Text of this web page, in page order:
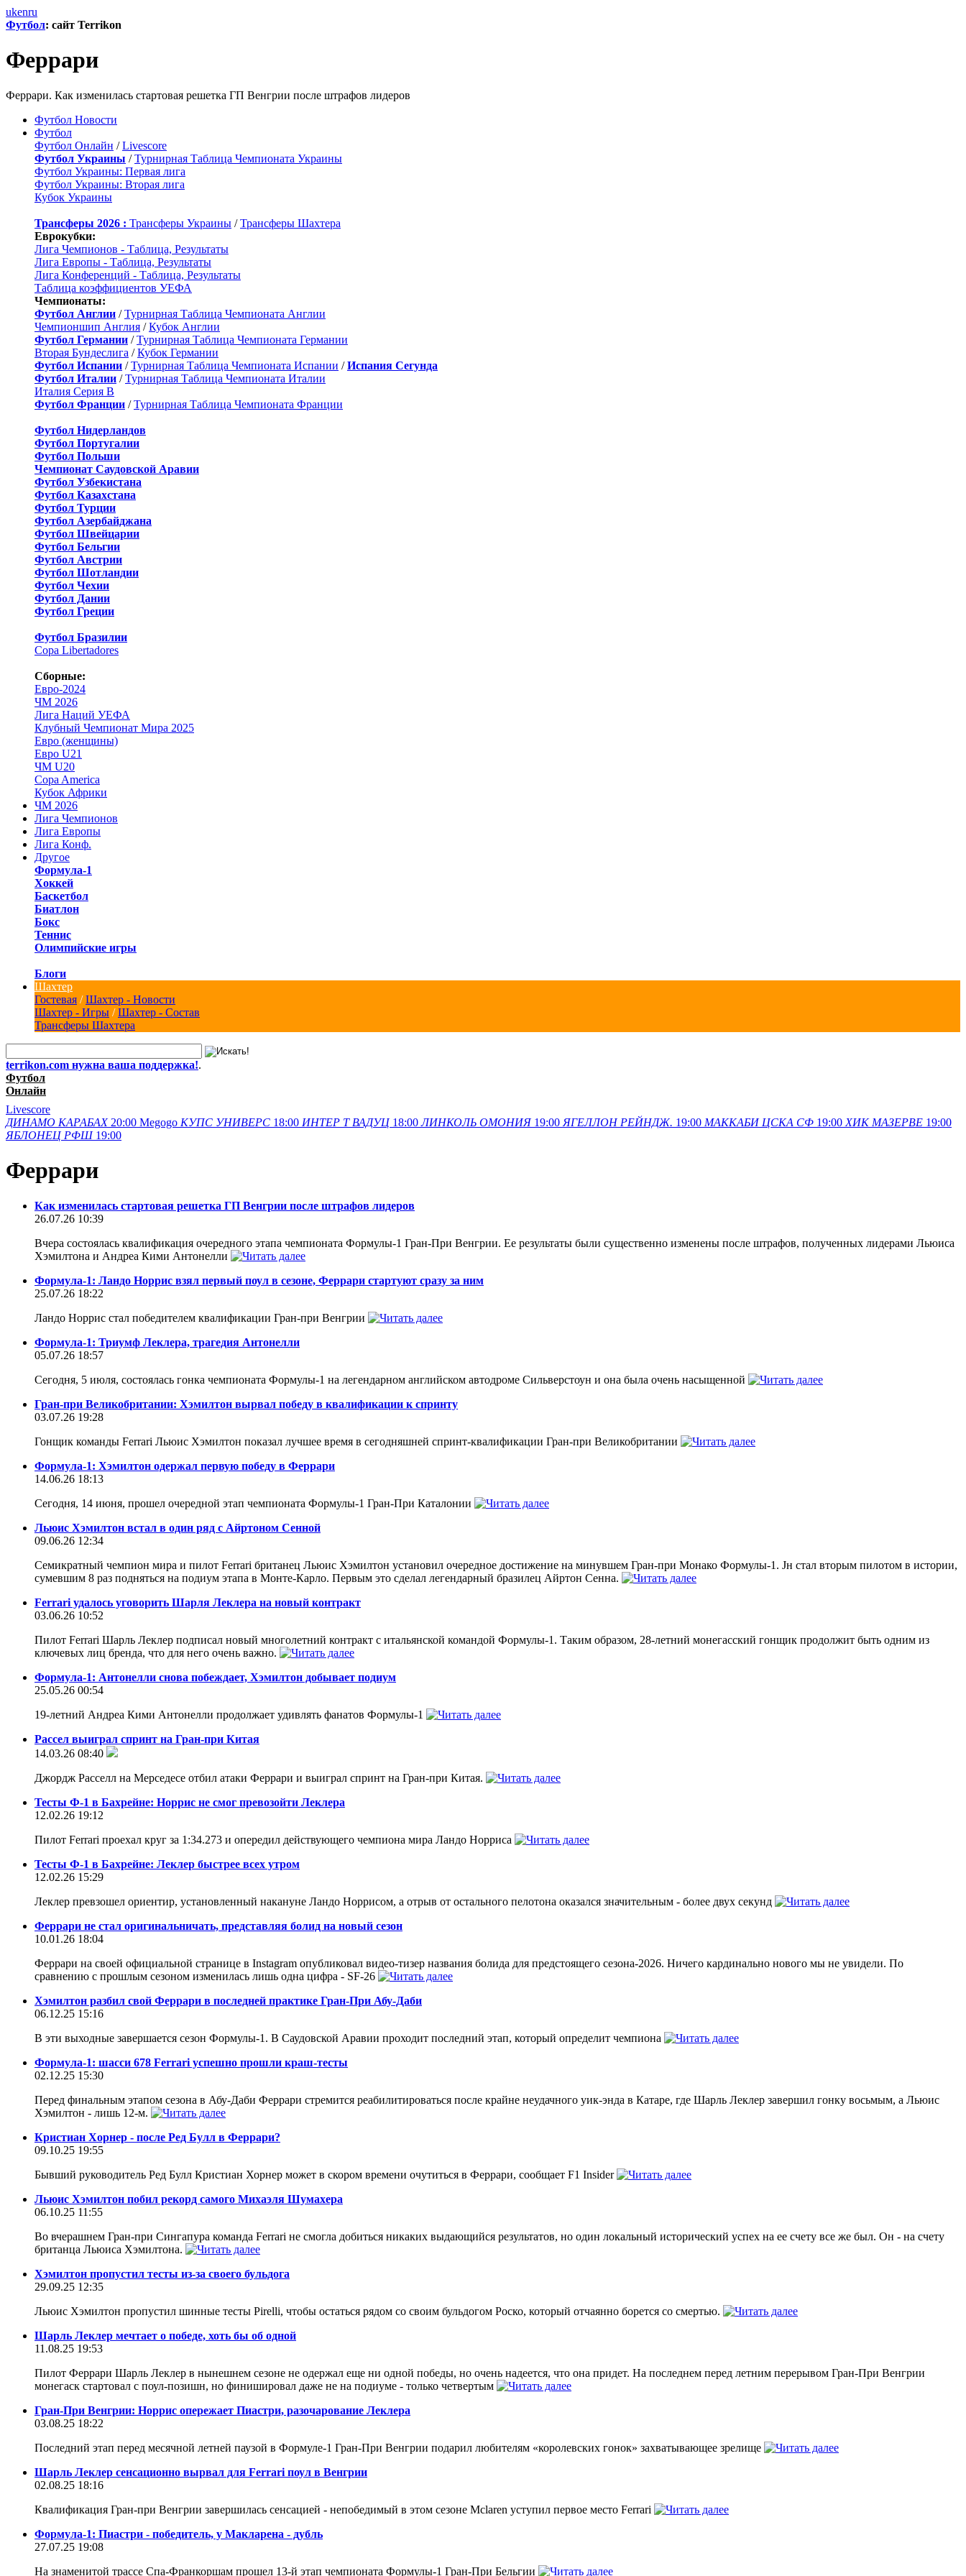
ukenru
Футбол: сайт Terrikon
Феррари
Феррари. Как изменилась стартовая решетка ГП Венгрии после штрафов лидеров
Футбол Новости
Футбол
Футбол Онлайн /Livescore
Футбол Украины /Турнирная Таблица Чемпионата Украины
Футбол Украины: Первая лига
Футбол Украины: Вторая лига
Кубок Украины
Трансферы 2026 : Трансферы Украины /Трансферы Шахтера
Еврокубки:
Лига Чемпионов - Таблица, Результаты
Лига Европы - Таблица, Результаты
Лига Конференций - Таблица, Результаты
Таблица коэффициентов УЕФА
Чемпионаты:
Футбол Англии /Турнирная Таблица Чемпионата Англии
Чемпионшип Англия /Кубок Англии
Футбол Германии /Турнирная Таблица Чемпионата Германии
Вторая Бундеслига /Кубок Германии
Футбол Испании /Турнирная Таблица Чемпионата Испании /Испания Сегунда
Футбол Италии /Турнирная Таблица Чемпионата Италии
Италия Серия B
Футбол Франции /Турнирная Таблица Чемпионата Франции
Футбол Нидерландов
Футбол Португалии
Футбол Польши
Чемпионат Саудовской Аравии
Футбол Узбекистана
Футбол Казахстана
Футбол Турции
Футбол Азербайджана
Футбол Швейцарии
Футбол Бельгии
Футбол Австрии
Футбол Шотландии
Футбол Чехии
Футбол Дании
Футбол Греции
Футбол Бразилии
Copa Libertadores
Сборные:
Евро-2024
ЧМ 2026
Лига Наций УЕФА
Клубный Чемпионат Мира 2025
Евро (женщины)
Евро U21
ЧМ U20
Copa America
Кубок Африки
ЧМ 2026
Лига Чемпионов
Лига Европы
Лига Конф.
Другое
Формула-1
Хоккей
Баскетбол
Биатлон
Бокс
Теннис
Олимпийские игры
Блоги
Шахтер
Гостевая /Шахтер - Новости
Шахтер - Игры /Шахтер - Состав
Трансферы Шахтера
terrikon.com нужна ваша поддержка!.
Футбол
Онлайн
Livescore
ДИНАМО КАРАБАХ 20:00 Megogo КУПС УНИВЕРС 18:00 ИНТЕР Т ВАДУЦ 18:00 ЛИНКОЛЬ ОМОНИЯ 19:00 ЯГЕЛЛОН РЕЙНДЖ. 19:00 МАККАБИ ЦСКА СФ 19:00 ХИК МАЗЕРВЕ 19:00
ЯБЛОНЕЦ РФШ 19:00
Феррари
Как изменилась стартовая решетка ГП Венгрии после штрафов лидеров
26.07.26 10:39
Вчера состоялась квалификация очередного этапа чемпионата Формулы-1 Гран-При Венгрии. Ее результаты были существенно изменены после штрафов, полученных лидерами Льюиса
Хэмилтона и Андреа Кими Антонелли
Формула-1: Ландо Норрис взял первый поул в сезоне, Феррари стартуют сразу за ним
25.07.26 18:22
Ландо Норрис стал победителем квалификации Гран-при Венгрии
Формула-1: Триумф Леклера, трагедия Антонелли
05.07.26 18:57
Сегодня, 5 июля, состоялась гонка чемпионата Формулы-1 на легендарном английском автодроме Сильверстоун и она была очень насыщенной
Гран-при Великобритании: Хэмилтон вырвал победу в квалификации к спринту
03.07.26 19:28
Гонщик команды Ferrari Льюис Хэмилтон показал лучшее время в сегодняшней спринт-квалификации Гран-при Великобритании
Формула-1: Хэмилтон одержал первую победу в Феррари
14.06.26 18:13
Сегодня, 14 июня, прошел очередной этап чемпионата Формулы-1 Гран-При Каталонии
Льюис Хэмилтон встал в один ряд с Айртоном Сенной
09.06.26 12:34
Семикратный чемпион мира и пилот Ferrari британец Льюис Хэмилтон установил очередное достижение на минувшем Гран-при Монако Формулы-1. Jн стал вторым пилотом в истории,
сумевшим 8 раз подняться на подиум этапа в Монте-Карло. Первым это сделал легендарный бразилец Айртон Сенна.
Ferrari удалось уговорить Шарля Леклера на новый контракт
03.06.26 10:52
Пилот Ferrari Шарль Леклер подписал новый многолетний контракт с итальянской командой Формулы-1. Таким образом, 28-летний монегасский гонщик продолжит быть одним из
ключевых лиц бренда, что для него очень важно.
Формула-1: Антонелли снова побеждает, Хэмилтон добывает подиум
25.05.26 00:54
19-летний Андреа Кими Антонелли продолжает удивлять фанатов Формулы-1
Рассел выиграл спринт на Гран-при Китая
14.03.26 08:40
Джордж Расселл на Мерседесе отбил атаки Феррари и выиграл спринт на Гран-при Китая.
Тесты Ф-1 в Бахрейне: Норрис не смог превозойти Леклера
12.02.26 19:12
Пилот Ferrari проехал круг за 1:34.273 и опередил действующего чемпиона мира Ландо Норриса
Тесты Ф-1 в Бахрейне: Леклер быстрее всех утром
12.02.26 15:29
Леклер превзошел ориентир, установленный накануне Ландо Норрисом, а отрыв от остального пелотона оказался значительным - более двух секунд
Феррари не стал оригинальничать, представляя болид на новый сезон
10.01.26 18:04
Феррари на своей официальной странице в Instagram опубликовал видео-тизер названия болида для предстоящего сезона-2026. Ничего кардинально нового мы не увидели. По
сравнению с прошлым сезоном изменилась лишь одна цифра - SF-26
Хэмилтон разбил свой Феррари в последней практике Гран-При Абу-Даби
06.12.25 15:16
В эти выходные завершается сезон Формулы-1. В Саудовской Аравии проходит последний этап, который определит чемпиона
Формула-1: шасси 678 Ferrari успешно прошли краш-тесты
02.12.25 15:30
Перед финальным этапом сезона в Абу-Даби Феррари стремится реабилитироваться после крайне неудачного уик-энда в Катаре, где Шарль Леклер завершил гонку восьмым, а Льюис
Хэмилтон - лишь 12-м.
Кристиан Хорнер - после Ред Булл в Феррари?
09.10.25 19:55
Бывший руководитель Ред Булл Кристиан Хорнер может в скором времени очутиться в Феррари, сообщает F1 Insider
Льюис Хэмилтон побил рекорд самого Михаэля Шумахера
06.10.25 11:55
Во вчерашнем Гран-при Сингапура команда Ferrari не смогла добиться никаких выдающийся результатов, но один локальный исторический успех на ее счету все же был. Он - на счету
британца Льюиса Хэмилтона.
Хэмилтон пропустил тесты из-за своего бульдога
29.09.25 12:35
Льюис Хэмилтон пропустил шинные тесты Pirelli, чтобы остаться рядом со своим бульдогом Роско, который отчаянно борется со смертью.
Шарль Леклер мечтает о победе, хоть бы об одной
11.08.25 19:53
Пилот Феррари Шарль Леклер в нынешнем сезоне не одержал еще ни одной победы, но очень надеется, что она придет. На последнем перед летним перерывом Гран-При Венгрии
монегаск стартовал с поул-позишн, но финишировал даже не на подиуме - только четвертым
Гран-При Венгрии: Норрис опережает Пиастри, разочарование Леклера
03.08.25 18:22
Последний этап перед месячной летней паузой в Формуле-1 Гран-При Венгрии подарил любителям «королевских гонок» захватывающее зрелище
Шарль Леклер сенсационно вырвал для Ferrari поул в Венгрии
02.08.25 18:16
Квалификация Гран-при Венгрии завершилась сенсацией - непобедимый в этом сезоне Mclaren уступил первое место Ferrari
Формула-1: Пиастри - победитель, у Макларена - дубль
27.07.25 19:08
На знаменитой трассе Спа-Франкоршам прошел 13-й этап чемпионата Формулы-1 Гран-При Бельгии